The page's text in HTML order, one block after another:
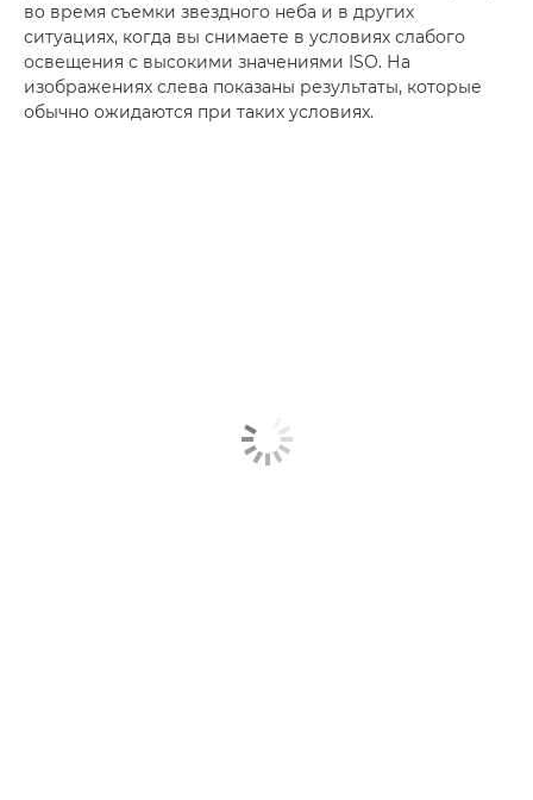
во время съемки звездного неба и в других
ситуациях, когда вы снимаете в условиях слабого
освещения с высокими значениями ISO. На
изображениях слева показаны результаты, которые
обычно ожидаются при таких условиях.